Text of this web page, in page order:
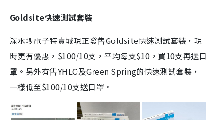
Goldsite快速測試套裝
深水埗電子特賣城現正發售Goldsite快速測試套裝，現
時更有優惠，$100/10支，平均每支$10，買10支再送口
罩。另外有售YHLO及Green Spring的快速測試套裝，
一樣低至$100/10支送口罩。